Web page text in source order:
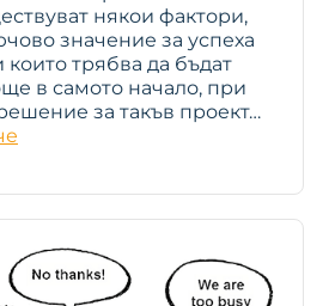
някои фактори,
значение за успеха
които трябва да бъдат
в самото начало, при
за такъв проект…